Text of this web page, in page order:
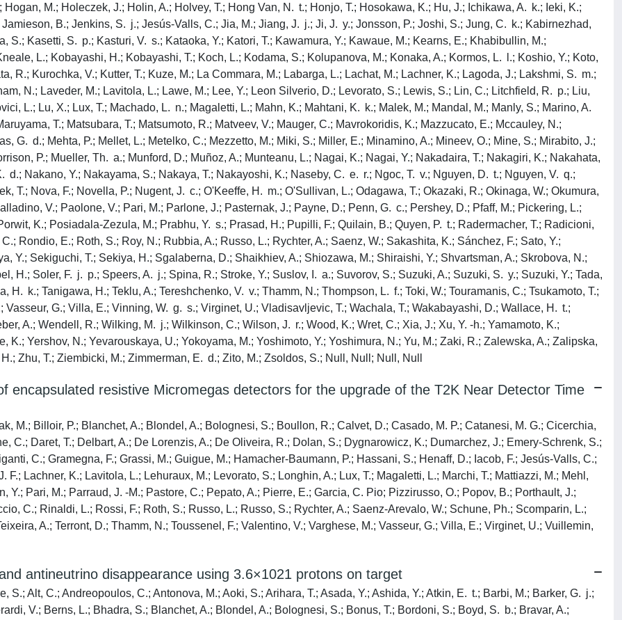
M.; Holeczek, J.; Holin, A.; Holvey, T.; Hong Van, N. t.; Honjo, T.; Hosokawa, K.; Hu, J.; Ichikawa, A. k.; Ieki, K.;
Jamieson, B.; Jenkins, S. j.; Jesús-Valls, C.; Jia, M.; Jiang, J. j.; Ji, J. y.; Jonsson, P.; Joshi, S.; Jung, C. k.; Kabirnezhad,
S.; Kasetti, S. p.; Kasturi, V. s.; Kataoka, Y.; Katori, T.; Kawamura, Y.; Kawaue, M.; Kearns, E.; Khabibullin, M.;
L.; Kobayashi, H.; Kobayashi, T.; Koch, L.; Kodama, S.; Kolupanova, M.; Konaka, A.; Kormos, L. l.; Koshio, Y.; Koto,
R.; Kurochka, V.; Kutter, T.; Kuze, M.; La Commara, M.; Labarga, L.; Lachat, M.; Lachner, K.; Lagoda, J.; Lakshmi, S. m.;
N.; Laveder, M.; Lavitola, L.; Lawe, M.; Lee, Y.; Leon Silverio, D.; Levorato, S.; Lewis, S.; Lin, C.; Litchfield, R. p.; Liu,
L.; Lu, X.; Lux, T.; Machado, L. n.; Magaletti, L.; Mahn, K.; Mahtani, K. k.; Malek, M.; Mandal, M.; Manly, S.; Marino, A.
T.; Matsubara, T.; Matsumoto, R.; Matveev, V.; Mauger, C.; Mavrokoridis, K.; Mazzucato, E.; Mccauley, N.;
G. d.; Mehta, P.; Mellet, L.; Metelko, C.; Mezzetto, M.; Miki, S.; Miller, E.; Minamino, A.; Mineev, O.; Mine, S.; Mirabito, J.;
P.; Mueller, Th. a.; Munford, D.; Muñoz, A.; Munteanu, L.; Nagai, K.; Nagai, Y.; Nakadaira, T.; Nakagiri, K.; Nakahata,
d.; Nakano, Y.; Nakayama, S.; Nakaya, T.; Nakayoshi, K.; Naseby, C. e. r.; Ngoc, T. v.; Nguyen, D. t.; Nguyen, V. q.;
T.; Nova, F.; Novella, P.; Nugent, J. c.; O'Keeffe, H. m.; O'Sullivan, L.; Odagawa, T.; Okazaki, R.; Okinaga, W.; Okumura,
V.; Paolone, V.; Pari, M.; Parlone, J.; Pasternak, J.; Payne, D.; Penn, G. c.; Pershey, D.; Pfaff, M.; Pickering, L.;
K.; Posiadala-Zezula, M.; Prabhu, Y. s.; Prasad, H.; Pupilli, F.; Quilain, B.; Quyen, P. t.; Radermacher, T.; Radicioni,
Rondio, E.; Roth, S.; Roy, N.; Rubbia, A.; Russo, L.; Rychter, A.; Saenz, W.; Sakashita, K.; Sánchez, F.; Sato, Y.;
Y.; Sekiguchi, T.; Sekiya, H.; Sgalaberna, D.; Shaikhiev, A.; Shiozawa, M.; Shiraishi, Y.; Shvartsman, A.; Skrobova, N.;
H.; Soler, F. j. p.; Speers, A. j.; Spina, R.; Stroke, Y.; Suslov, I. a.; Suvorov, S.; Suzuki, A.; Suzuki, S. y.; Suzuki, Y.; Tada,
H. k.; Tanigawa, H.; Teklu, A.; Tereshchenko, V. v.; Thamm, N.; Thompson, L. f.; Toki, W.; Touramanis, C.; Tsukamoto, T.;
Vasseur, G.; Villa, E.; Vinning, W. g. s.; Virginet, U.; Vladisavljevic, T.; Wachala, T.; Wakabayashi, D.; Wallace, H. t.;
A.; Wendell, R.; Wilking, M. j.; Wilkinson, C.; Wilson, J. r.; Wood, K.; Wret, C.; Xia, J.; Xu, Y. -h.; Yamamoto, K.;
K.; Yershov, N.; Yevarouskaya, U.; Yokoyama, M.; Yoshimoto, Y.; Yoshimura, N.; Yu, M.; Zaki, R.; Zalewska, A.; Zalipska,
Zhu, T.; Ziembicki, M.; Zimmerman, E. d.; Zito, M.; Zsoldos, S.; Null, Null; Null, Null
encapsulated resistive Micromegas detectors for the upgrade of the T2K Near Detector Time
M.; Billoir, P.; Blanchet, A.; Blondel, A.; Bolognesi, S.; Boullon, R.; Calvet, D.; Casado, M. P.; Catanesi, M. G.; Cicerchia,
C.; Daret, T.; Delbart, A.; De Lorenzis, A.; De Oliveira, R.; Dolan, S.; Dygnarowicz, K.; Dumarchez, J.; Emery-Schrenk, S.;
C.; Gramegna, F.; Grassi, M.; Guigue, M.; Hamacher-Baumann, P.; Hassani, S.; Henaff, D.; Iacob, F.; Jesús-Valls, C.;
Lachner, K.; Lavitola, L.; Lehuraux, M.; Levorato, S.; Longhin, A.; Lux, T.; Magaletti, L.; Marchi, T.; Mattiazzi, M.; Mehl,
Y.; Pari, M.; Parraud, J. -M.; Pastore, C.; Pepato, A.; Pierre, E.; Garcia, C. Pio; Pizzirusso, O.; Popov, B.; Porthault, J.;
C.; Rinaldi, L.; Rossi, F.; Roth, S.; Russo, L.; Russo, S.; Rychter, A.; Saenz-Arevalo, W.; Schune, Ph.; Scomparin, L.;
A.; Terront, D.; Thamm, N.; Toussenel, F.; Valentino, V.; Varghese, M.; Vasseur, G.; Villa, E.; Virginet, U.; Vuillemin,
antineutrino disappearance using 3.6×1021 protons on target
S.; Alt, C.; Andreopoulos, C.; Antonova, M.; Aoki, S.; Arihara, T.; Asada, Y.; Ashida, Y.; Atkin, E. t.; Barbi, M.; Barker, G. j.;
V.; Berns, L.; Bhadra, S.; Blanchet, A.; Blondel, A.; Bolognesi, S.; Bonus, T.; Bordoni, S.; Boyd, S. b.; Bravar, A.;